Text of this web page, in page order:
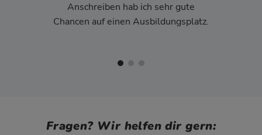
Anschreiben hab ich sehr gute
Chancen auf einen Ausbildungsplatz.
Fragen? Wir helfen dir gern: